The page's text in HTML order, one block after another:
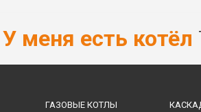
У меня есть котёл
ГАЗОВЫЕ КОТЛЫ